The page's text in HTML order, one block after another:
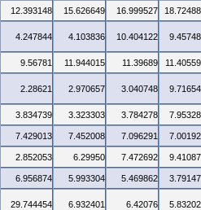
12.393148 15.626649 16.999527
4.247844 4.103836 10.404122
9.56781 11.944015 11.39689
2.28621 2.970657 3.040748
3.834739 3.323303 3.784278
7.429013 7.452008 7.096291
2.852053 6.29950 7.472692
6.956874 5.993304 5.469862
29.744454 6.932401 6.42076